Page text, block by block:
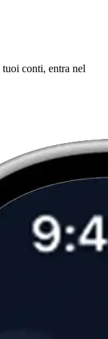
conti, entra nel